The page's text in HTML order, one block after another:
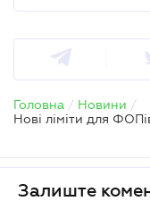
Головна / Новини /
Нові ліміти для
Залиште